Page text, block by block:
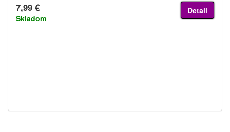
7,99 €
Skladom
Detail